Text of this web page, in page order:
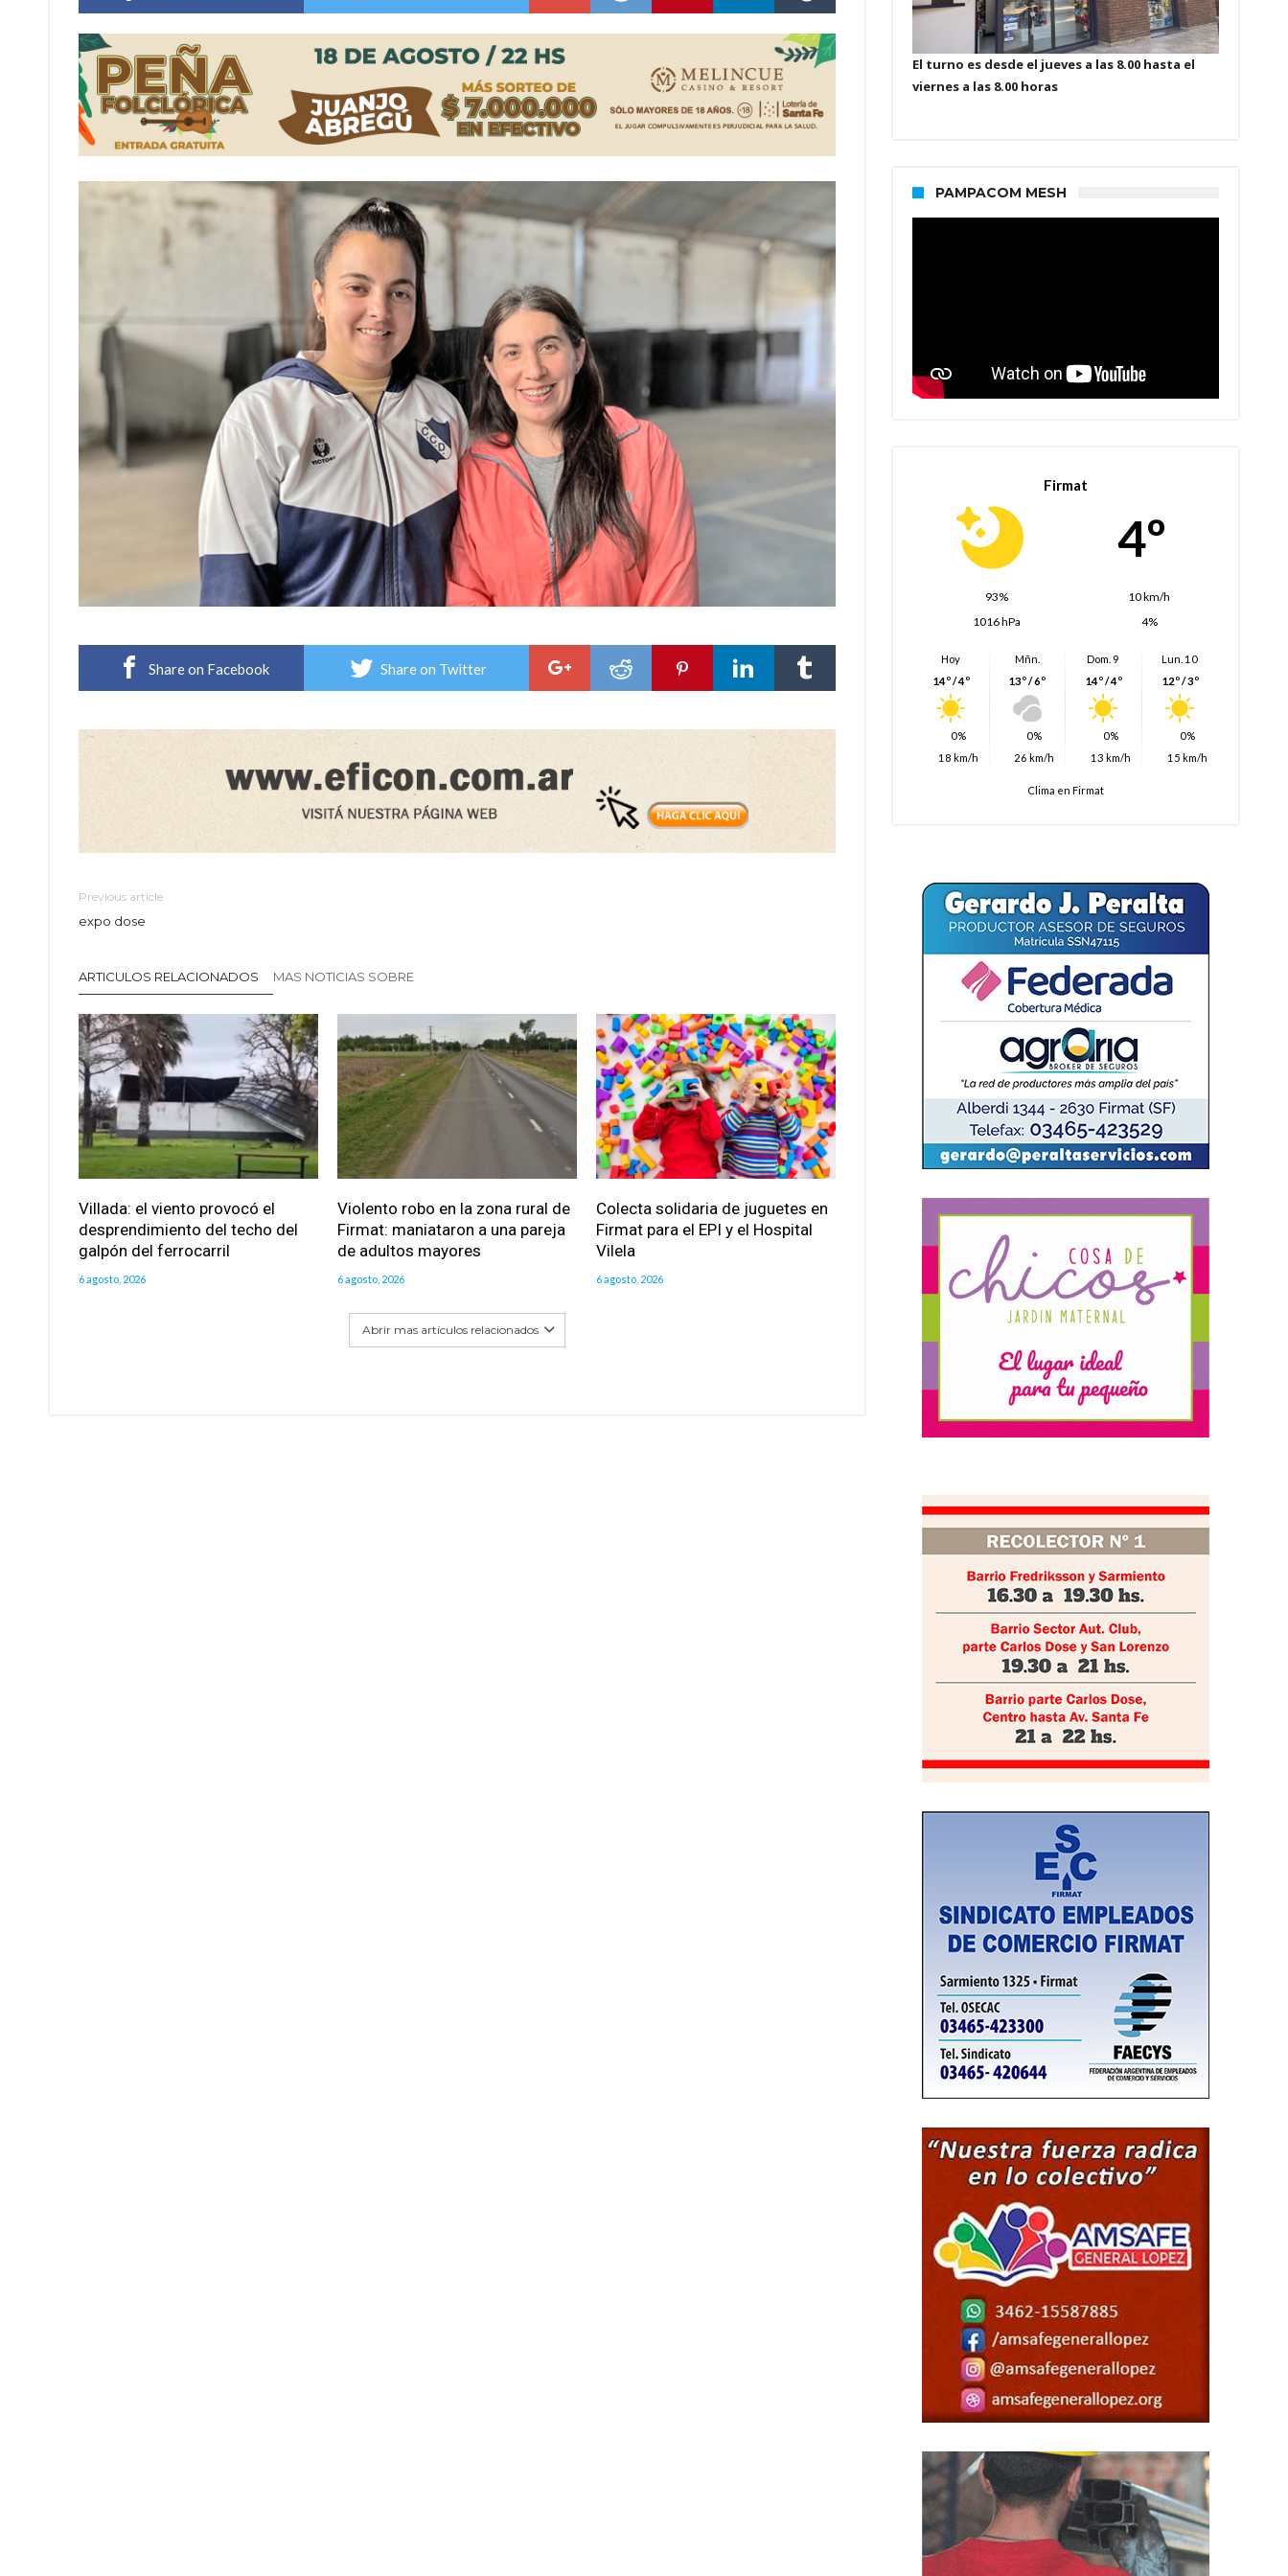
Villada: evalúan obras preventivas ante posibles lluvias intensas
Share on Facebook Share on Twitter
Previous article
expo dose
ARTICULOS RELACIONADOS MAS NOTICIAS SOBRE
Villada: el viento provocó el
desprendimiento del techo del
galpón del ferrocarril
6 agosto, 2026
Violento robo en la zona rural de
Firmat: maniataron a una pareja
de adultos mayores
6 agosto, 2026
Colecta solidaria de juguetes en
Firmat para el EPI y el Hospital
Vilela
6 agosto, 2026
Abrir mas artículos relacionados
El turno es desde el jueves a las 8.00 hasta el
viernes a las 8.00 horas
PAMPACOM MESH
Firmat
4º
93%
10 km/h
1016 hPa
4%
Hoy
14º / 4º
0%
18 km/h
Mñn.
13º / 6º
0%
26 km/h
Dom. 9
14º / 4º
0%
13 km/h
Lun. 10
12º / 3º
0%
15 km/h
Clima en Firmat